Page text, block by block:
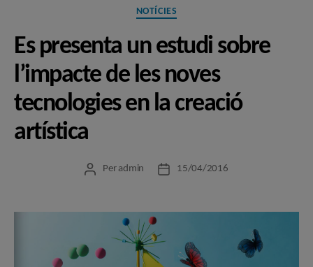
Categories
NOTÍCIES
Es presenta un estudi sobre
l’impacte de les noves
tecnologies en la creació
artística
Autor
Per admin
Data15/04/2016